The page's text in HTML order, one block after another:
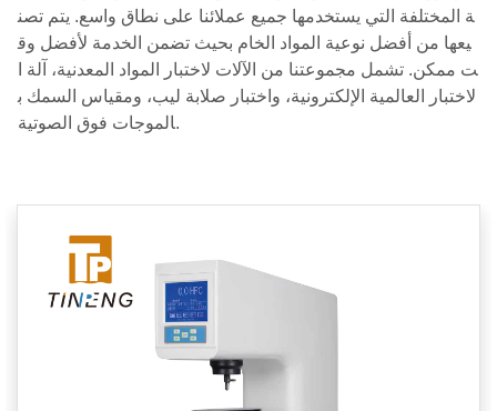
ة المختلفة التي يستخدمها جميع عملائنا على نطاق واسع. يتم تصن
يعها من أفضل نوعية المواد الخام بحيث تضمن الخدمة لأفضل وق
ت ممكن. تشمل مجموعتنا من الآلات لاختبار المواد المعدنية، آلة ا
لاختبار العالمية الإلكترونية، واختبار صلابة ليب، ومقياس السمك ب
الموجات فوق الصوتية.